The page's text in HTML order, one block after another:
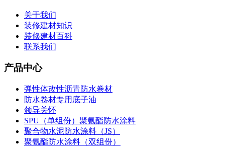
关于我们
装修建材知识
装修建材百科
联系我们
产品中心
弹性体改性沥青防水卷材
防水卷材专用底子油
领导关怀
SPU（单组份）聚氨酯防水涂料
聚合物水泥防水涂料（JS）
聚氨酯防水涂料（双组份）